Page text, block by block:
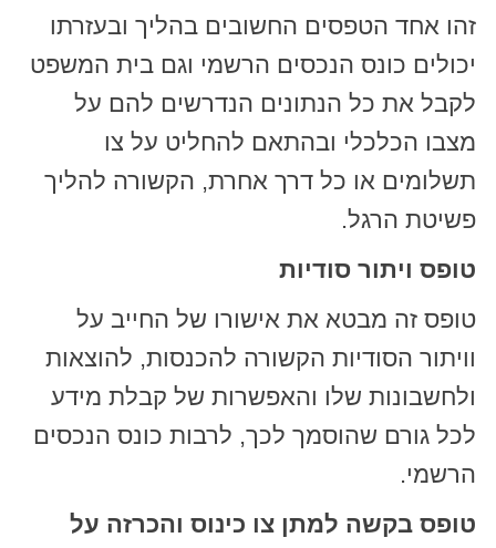
זהו אחד הטפסים החשובים בהליך ובעזרתו
יכולים כונס הנכסים הרשמי וגם בית המשפט
לקבל את כל הנתונים הנדרשים להם על
מצבו הכלכלי ובהתאם להחליט על צו
תשלומים או כל דרך אחרת, הקשורה להליך
פשיטת הרגל.
טופס ויתור סודיות
טופס זה מבטא את אישורו של החייב על
וויתור הסודיות הקשורה להכנסות, להוצאות
ולחשבונות שלו והאפשרות של קבלת מידע
לכל גורם שהוסמך לכך, לרבות כונס הנכסים
הרשמי.
טופס בקשה למתן צו כינוס והכרזה על